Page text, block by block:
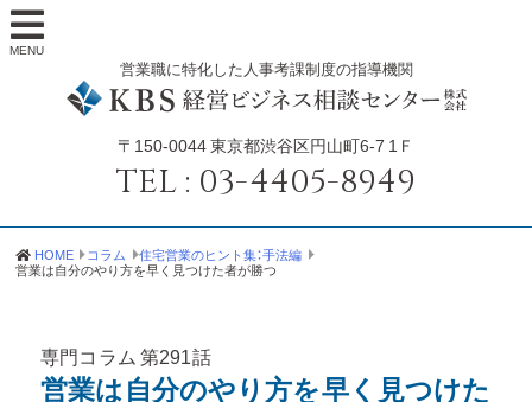
MENU
営業職に特化した人事考課制度の指導機関
〒150-0044東京都渋谷区円山町6-7 1Ｆ
TEL : 03-4405-8949
HOME コラム 住宅営業のヒント集：手法編
営業は自分のやり方を早く見つけた者が勝つ
専門コラム第291話
営業は自分のやり方を早く見つけた